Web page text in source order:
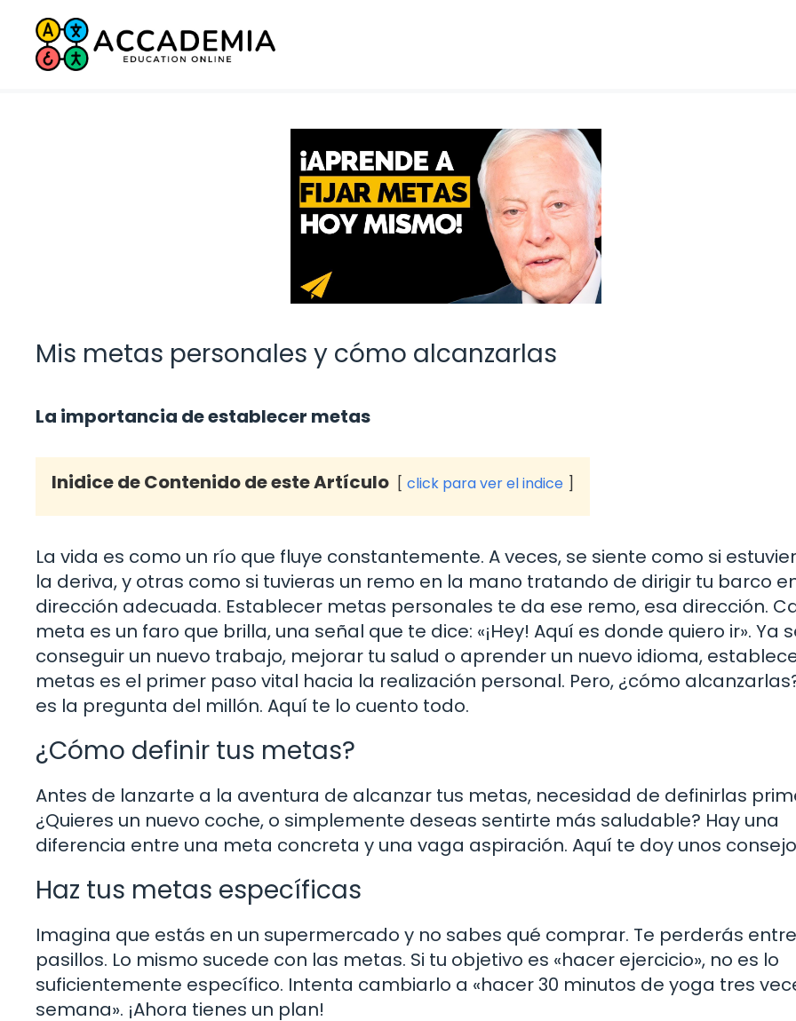
Saltar
contenido
Mis metas personales y cómo alcanzarlas
La importancia de establecer metas
Inidice de Contenido de este Artículo click para ver el indice
La vida es como un río que fluye constantemente. A veces, se siente como si
la deriva, y otras como si tuvieras un remo en la mano tratando de dirigir tu barco
dirección adecuada. Establecer metas personales te da ese remo, esa dirección.
meta es un faro que brilla, una señal que te dice: «¡Hey! Aquí es donde quiero ir». Ya
conseguir un nuevo trabajo, mejorar tu salud o aprender un nuevo idioma,
metas es el primer paso vital hacia la realización personal. Pero, ¿cómo
es la pregunta del millón. Aquí te lo cuento todo.
¿Cómo definir tus metas?
Antes de lanzarte a la aventura de alcanzar tus metas, necesidad de definirlas
¿Quieres un nuevo coche, o simplemente deseas sentirte más saludable? Hay una
diferencia entre una meta concreta y una vaga aspiración. Aquí te doy unos
Haz tus metas específicas
Imagina que estás en un supermercado y no sabes qué comprar. Te perderás
pasillos. Lo mismo sucede con las metas. Si tu objetivo es «hacer ejercicio», no es lo
suficientemente específico. Intenta cambiarlo a «hacer 30 minutos de yoga tres
semana». ¡Ahora tienes un plan!